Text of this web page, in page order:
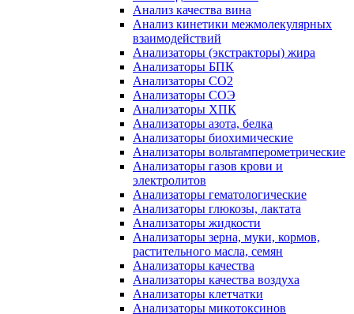
Анализ качества вина
Анализ кинетики межмолекулярных
взаимодействий
Анализаторы (экстракторы) жира
Анализаторы БПК
Анализаторы СО2
Анализаторы СОЭ
Анализаторы ХПК
Анализаторы азота, белка
Анализаторы биохимические
Анализаторы вольтамперометрические
Анализаторы газов крови и
электролитов
Анализаторы гематологические
Анализаторы глюкозы, лактата
Анализаторы жидкости
Анализаторы зерна, муки, кормов,
растительного масла, семян
Анализаторы качества
Анализаторы качества воздуха
Анализаторы клетчатки
Анализаторы микотоксинов